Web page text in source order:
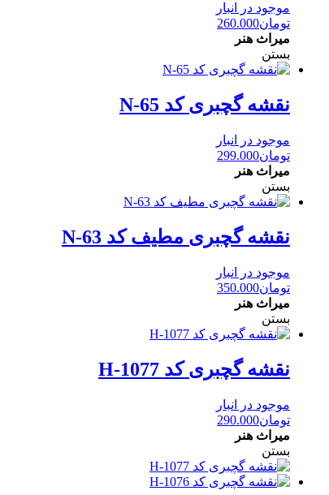
موجود در انبار
تومان260.000
میراث هنر
بستن
نقشه گچبری کد N-65
موجود در انبار
تومان299.000
میراث هنر
بستن
نقشه گچبری مطیف کد N-63
موجود در انبار
تومان350.000
میراث هنر
بستن
نقشه گچبری کد H-1077
موجود در انبار
تومان290.000
میراث هنر
بستن